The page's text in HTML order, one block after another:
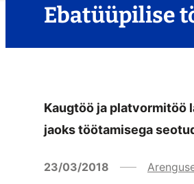
Ebatüüpilise
Kaugtöö ja platvormitöö
jaoks töötamisega
23/03/2018